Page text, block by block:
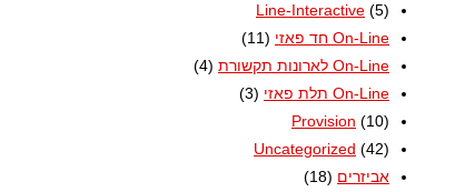
Line-Interactive (5)
On-Line חד פאזי
(11)
On-Line לארונות תקשורת
(4)
On-Line תלת פאזי
(3)
Provision (10)
Uncategorized (42)
אביזרים (18)